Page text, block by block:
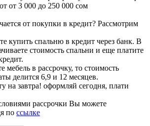
от 3 000 до 250 000 сом
от покупки в кредит? Рассмотрим
купить спальню в кредит через банк. В
стоимость спальни и еще платите
мебель в рассрочку, то стоимость
делится 6,9 и 12 месяцев.
на завтра! оформляй сегодня, плати
рассрочки Вы можете
по ссылке